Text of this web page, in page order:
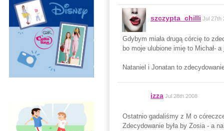
szczypta_chilli Jul 27th
Gdybym miała drugą córcię to
bo moje ulubione imię to Michał-
Nataniel i Jonatan to
izza Jul 28th 2008
Ostatnio gadaliśmy z M o
Zdecydowanie była by Zosia - a